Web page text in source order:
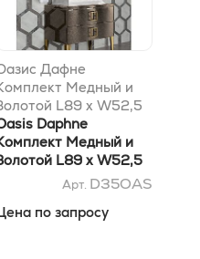
Дафне
Медный и
L89 x W52,5
H220 cm
Daphne
Медный и
L89 x W52,5
x H220 cmАрт. D35OAS
по запросу